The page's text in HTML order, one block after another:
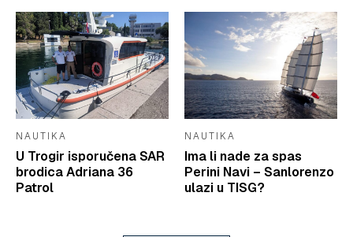
NAUTIKA
U Trogir isporučena SAR
brodica Adriana 36
Patrol
NAUTIKA
Ima li nade za spas
Perini Navi – Sanlorenzo
ulazi u TISG?